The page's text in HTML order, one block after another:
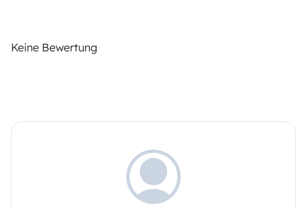
Keine Bewertung